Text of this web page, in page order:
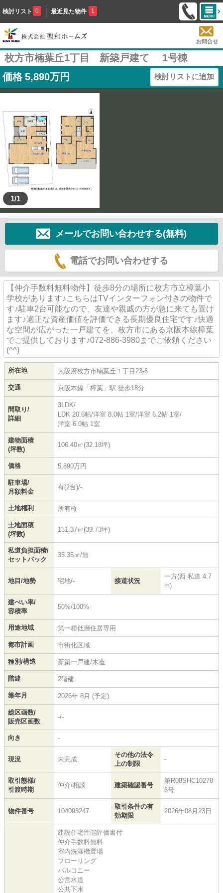
検討リスト 0 最近見た物件 1
お問合せ
枚方市楠葉丘1丁目 新築戸建て 1号棟
価格 5,890万円 検討リストに追加
1/1
メールでお問い合わせする(無料)
電話でお問い合わせする
【仲介手数料無料物件】徒歩8分の場所に枚方市立樟葉小
学校があります♪こちらはTVインターフォン付きの物件で
す♪駐車2台可能なので、友達や親戚の方が急に来ても置け
ます♪適正な資産価値を評価できる長期優良住宅です♪快適
な空間が広がった一戸建てを、枚方市にある京阪本線樟葉
でご提供しております♪072-886-3980までご依頼ください
(^^)
所在地 大阪府枚方市楠葉丘 １丁目23-6
交通 京阪本線 「 樟葉 」駅 徒歩18分
間取り/
詳細
3LDK/
LDK 20.6帖/洋室 8.0帖 1室/洋室 6.2帖 1室/
洋室 6.0帖 1室
建物面積
(坪数)
106.40㎡(32.18坪)
価格 5,890万円
駐車場/
月額料金
有(2台)/-
土地権利 所有権
土地面積
(坪数)
131.37㎡(39.73坪)
私道負担面積/
セットバック
35.35㎡/無
地目/地勢 宅地/- 接道状況
一方(西 私道 4.7
m)
建ぺい率/
容積率
50%/100%
用途地域 第一種低層住居専用
都市計画 市街化区域
種別/構造 新築一戸建/木造
階建 2階建
築年月 2026年 8月 (予定)
総区画数/
販売区画数
-/-
向き -
現況 未完成
その他の法令
上の制限
-
取引態様/
引渡時期
仲介/相談 建築確認番号
第R08SHC10278
6号
物件番号 104093247
取引条件の有
効期限
2026年08月23日
建設住宅性能評価書付
仲介手数料無料
室内洗濯機置場
フローリング
バルコニー
公営水道
公共下水